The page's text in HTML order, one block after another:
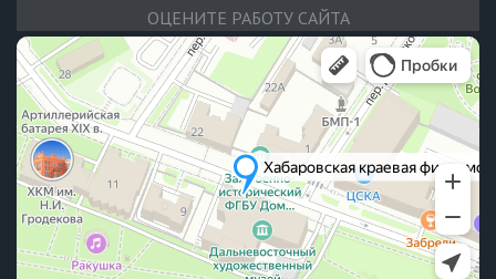
ОЦЕНИТЕ РАБОТУ САЙТА